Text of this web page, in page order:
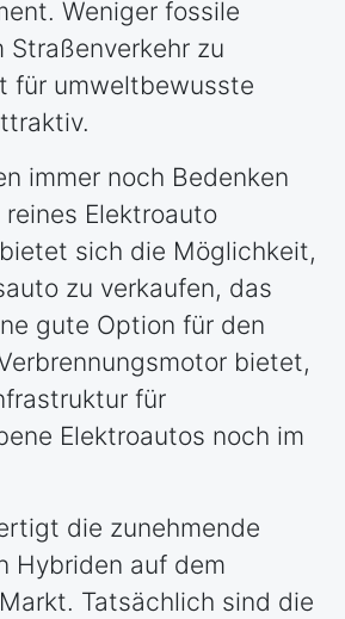
Weniger fossile
Straßenverkehr zu
für umweltbewusste
immer noch Bedenken
Elektroauto
sich die Möglichkeit,
zu verkaufen, das
gute Option für den
bietet,
für
Elektroautos noch im
die zunehmende
Hybriden auf dem
Tatsächlich sind die